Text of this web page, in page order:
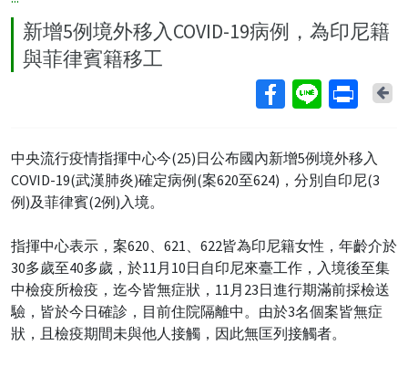
新增5例境外移入COVID-19病例，為印尼籍
與菲律賓籍移工
中央流行疫情指揮中心今(25)日公布國內新增5例境外移入
COVID-19(武漢肺炎)確定病例(案620至624)，分別自印尼(3
例)及菲律賓(2例)入境。
指揮中心表示，案620、621、622皆為印尼籍女性，年齡介於
30多歲至40多歲，於11月10日自印尼來臺工作，入境後至集
中檢疫所檢疫，迄今皆無症狀，11月23日進行期滿前採檢送
驗，皆於今日確診，目前住院隔離中。由於3名個案皆無症
狀，且檢疫期間未與他人接觸，因此無匡列接觸者。